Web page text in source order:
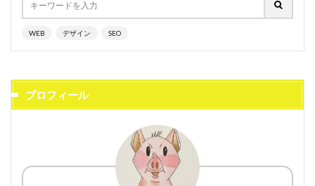
WEB デザイン SEO
プロフィール